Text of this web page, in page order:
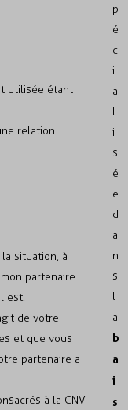
utilisée étant
relation
la situation, à
partenaire
est.
de votre
et que vous
partenaire a
à la CNV
p
é
c
i
a
l
i
s
é
e
d
a
n
s
l
a
b
a
i
s